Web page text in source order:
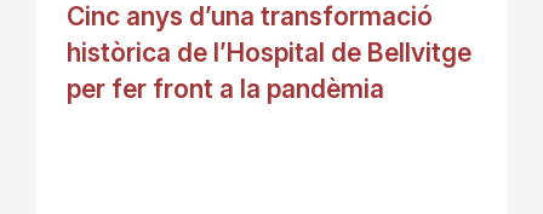
Cinc anys d’una transformació
històrica de l’Hospital de Bellvitge
per fer front a la pandèmia